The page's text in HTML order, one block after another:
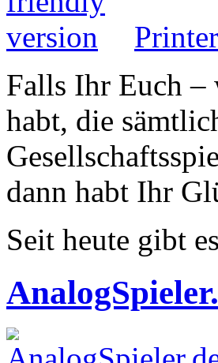
Falls Ihr Euch –
habt, die
dann habt Ihr
Seit heute gibt